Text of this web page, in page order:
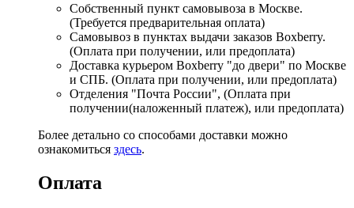
Собственный пункт самовывоза в Москве.
(Требуется предварительная оплата)
Самовывоз в пунктах выдачи заказов Boxberry.
(Оплата при получении, или предоплата)
Доставка курьером Boxberry "до двери" по Москве
и СПБ. (Оплата при получении, или предоплата)
Отделения "Почта России", (Оплата при
получении(наложенный платеж), или предоплата)
Более детально со способами доставки можно
ознакомиться здесь.
Оплата